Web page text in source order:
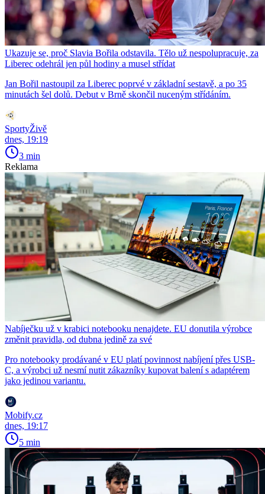
Ukazuje se, proč Slavia Bořila odstavila. Tělo už nespolupracuje, za
Liberec odehrál jen půl hodiny a musel střídat
Jan Bořil nastoupil za Liberec poprvé v základní sestavě, a po 35
minutách šel dolů. Debut v Brně skončil nuceným střídáním.
SportyŽivě
dnes, 19:19
3 min
Reklama
Nabíječku už v krabici notebooku nenajdete. EU donutila výrobce
změnit pravidla, od dubna jedině za své
Pro notebooky prodávané v EU platí povinnost nabíjení přes USB-
C, a výrobci už nesmí nutit zákazníky kupovat balení s adaptérem
jako jedinou variantu.
Mobify.cz
dnes, 19:17
5 min